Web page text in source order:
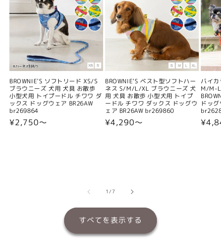
BROWNIE'S ソフトリード XS/S
ブラウニーズ 犬用 犬具 お散歩
小型犬用 トイプードル チワワ ダ
ックス ドッグウェア BR26AW
br269864
通
¥2,750〜
BROWNIE'S ベスト型ソフトハー
ネス S/M/L/XL ブラウニーズ 犬
用 犬具 お散歩 小型犬用 トイプ
ードル チワワ ダックス ドッグウ
ェア BR26AW br269860
通
¥4,290〜
バイ
M/M-
ドッ
通
1/の
7
すべてを表示する